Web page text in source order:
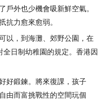
外也少機會吸新鮮空氣。
力愈來愈弱。
，到海灘、郊野公園，在
日制幼稚園的規定。香港因
好鍛鍊。將來復課，孩子
由而富挑戰性的空間玩個